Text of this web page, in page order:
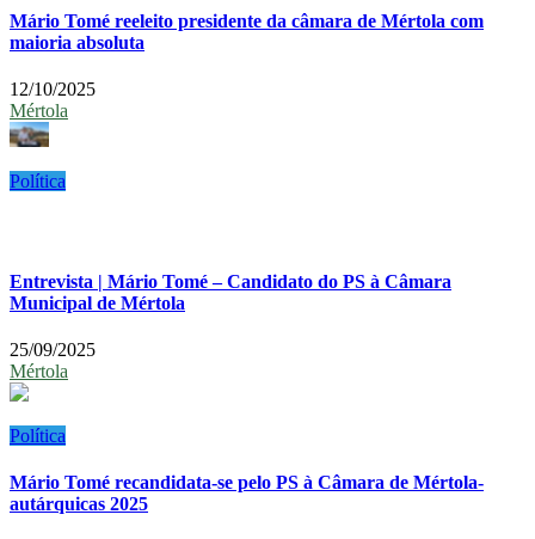
Mário Tomé reeleito presidente da câmara de Mértola com
maioria absoluta
12/10/2025
Mértola
Política
Entrevista | Mário Tomé – Candidato do PS à Câmara
Municipal de Mértola
25/09/2025
Mértola
Política
Mário Tomé recandidata-se pelo PS à Câmara de Mértola-
autárquicas 2025